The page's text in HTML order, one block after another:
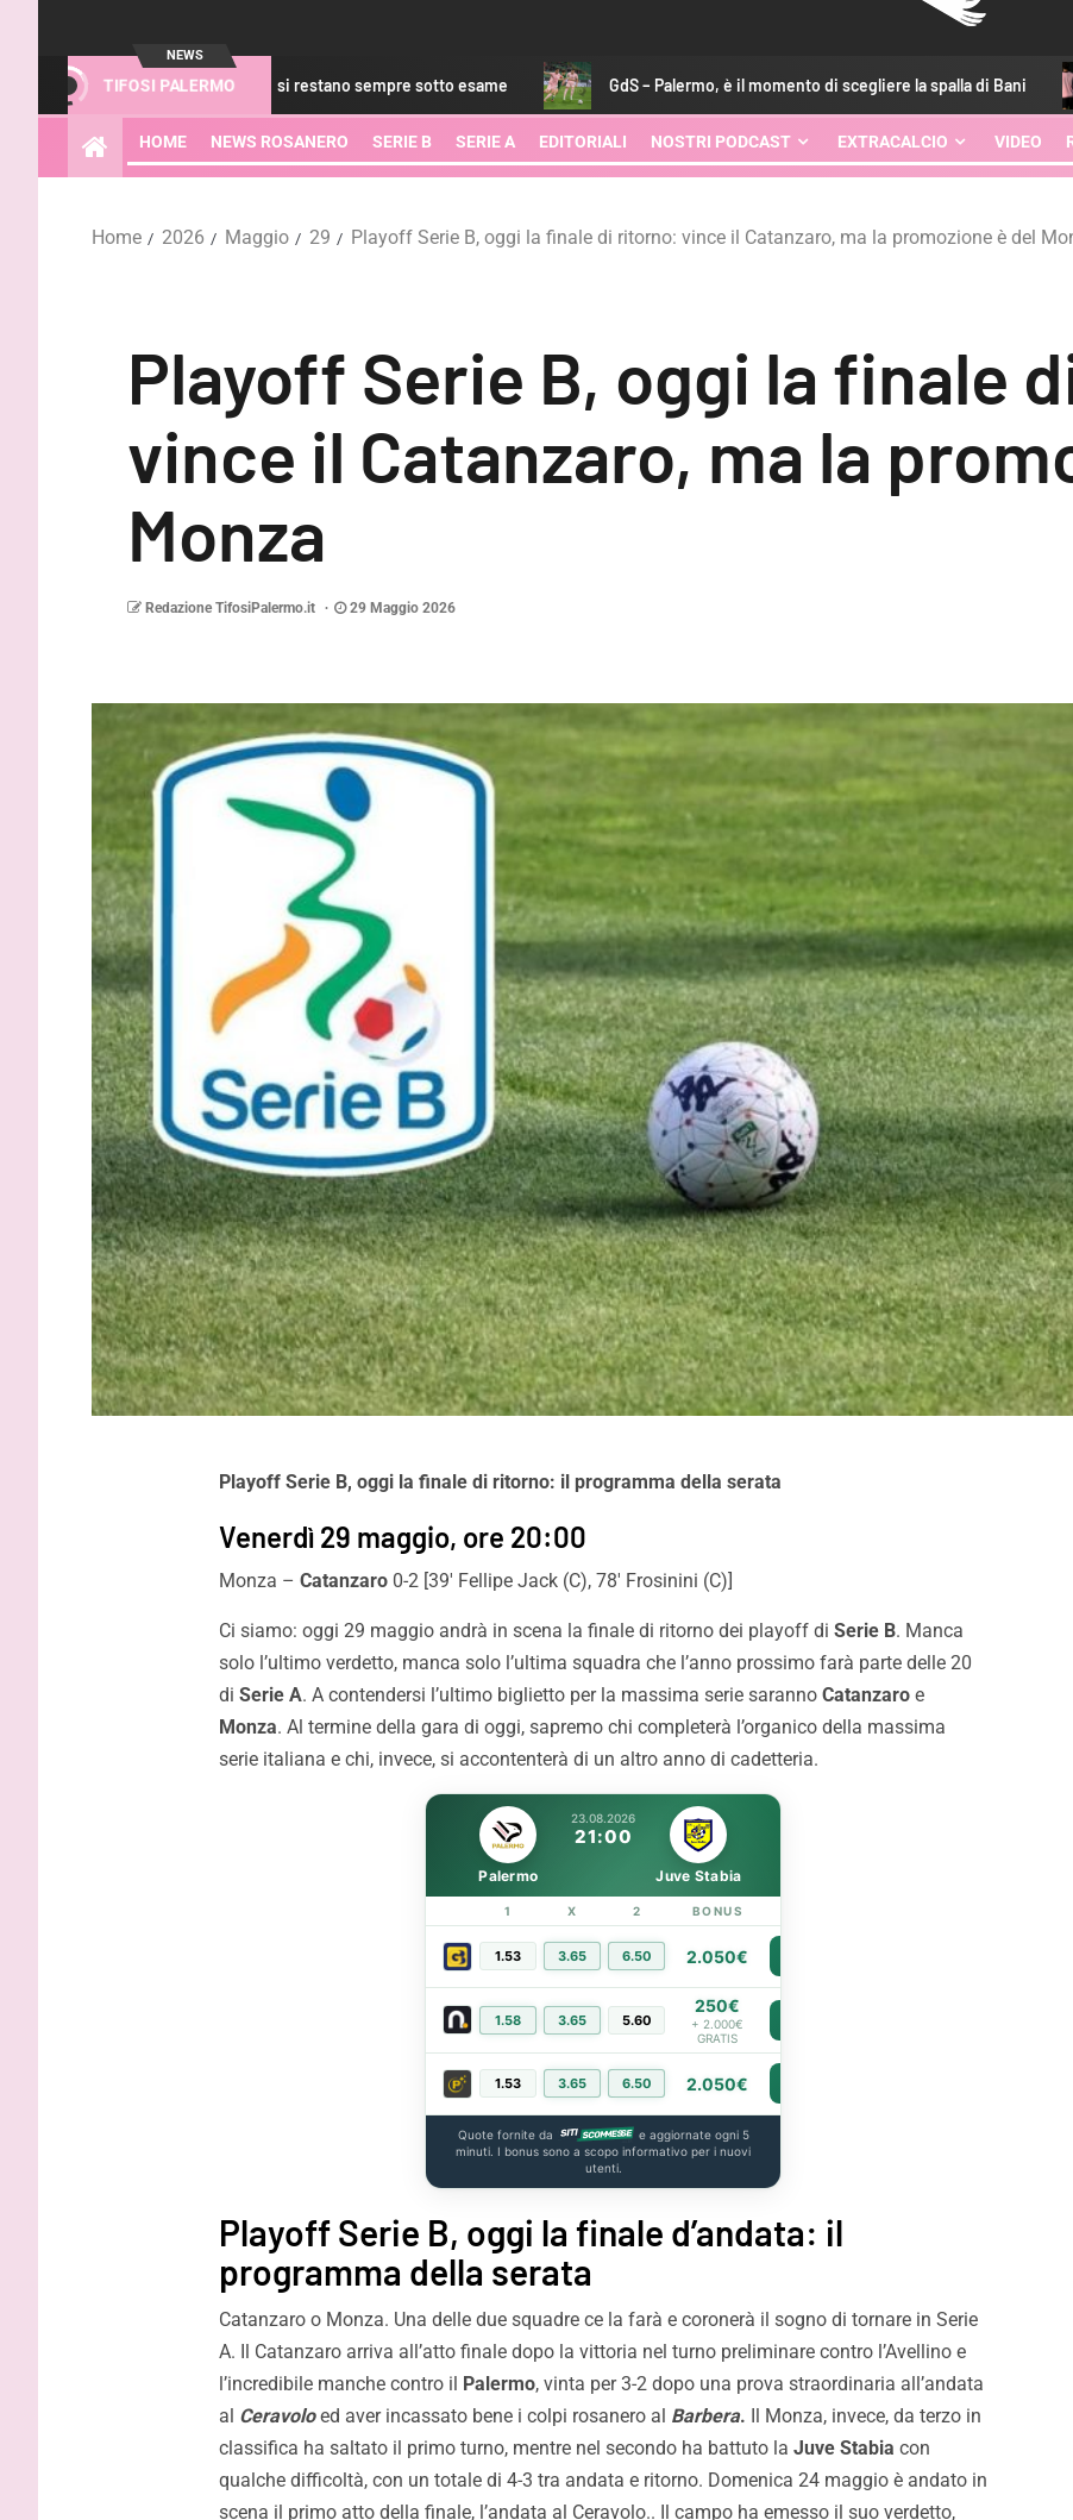
NEWS
TIFOSI PALERMO
– Le Douaron e Gyasi restano sempre sotto esame GdS – Palermo, è il momento di scegliere la spalla di Bani
HOME NEWS ROSANERO SERIE B SERIE A EDITORIALI NOSTRI PODCAST EXTRACALCIO VIDEO
Home 2026 Maggio 29 Playoff Serie B, oggi la finale di ritorno: vince il Catanzaro, ma la promozione è del
Playoff Serie B, oggi la finale
vince il Catanzaro, ma la
Monza
Redazione TifosiPalermo.it 29 Maggio 2026
Playoff Serie B, oggi la finale di ritorno: il programma della serata
Venerdì 29 maggio, ore 20:00
Monza – Catanzaro0-2 [39′ Fellipe Jack (C), 78′ Frosinini (C)]
Ci siamo: oggi 29 maggio andrà in scena la finale di ritorno dei playoff di Serie B. Manca
solo l’ultimo verdetto, manca solo l’ultima squadra che l’anno prossimo farà parte delle 20
di Serie A. A contendersi l’ultimo biglietto per la massima serie saranno Catanzaroe
Monza. Al termine della gara di oggi, sapremo chi completerà l’organico della massima
serie italiana e chi, invece, si accontenterà di un altro anno di cadetteria.
23.08.2026
21:00
Palermo Juve Stabia
1 X 2 BONUS
1.53 3.65 6.50 2.050€
1.58 3.65 5.60
250€
+ 2.000€
GRATIS
1.53 3.65 6.50 2.050€
Quote fornite da
e aggiornate ogni 5
minuti. I bonus sono a scopo informativo per i nuovi
utenti.
Playoff Serie B, oggi la finale d’andata: il
programma della serata
Catanzaro o Monza. Una delle due squadre ce la farà e coronerà il sogno di tornare in Serie
A. Il Catanzaro arriva all’atto finale dopo la vittoria nel turno preliminare contro l’Avellino e
l’incredibile manche contro il Palermo, vinta per 3-2 dopo una prova straordinaria all’andata
al Ceravolo ed aver incassato bene i colpi rosanero al Barbera. Il Monza, invece, da terzo in
classifica ha saltato il primo turno, mentre nel secondo ha battuto la Juve Stabia con
qualche difficoltà, con un totale di 4-3 tra andata e ritorno. Domenica 24 maggio è andato in
scena il primo atto della finale, l’andata al Ceravolo.. Il campo ha emesso il suo verdetto,
Palermo, accordo vicino per
Strefezza: i dettagli
Inzaghi: “Essere qui con le
migliori squadre d’Italia fa
capire la portata di Palermo”